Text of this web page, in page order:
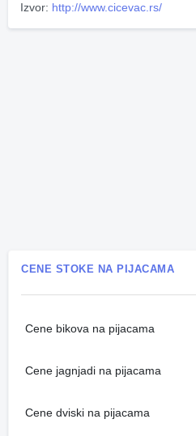
Izvor: http://www.cicevac.rs/
CENE STOKE NA PIJACAMA
Cene bikova na pijacama
Cene jagnjadi na pijacama
Cene dviski na pijacama